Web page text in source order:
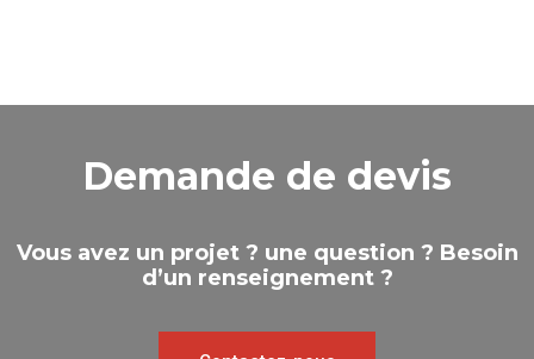
Demande de devis
Vous avez un projet ? une question ? Besoin
d’un renseignement ?